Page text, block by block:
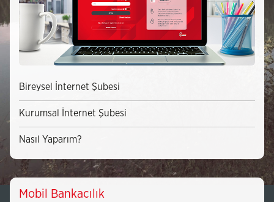
Bireysel İnternet Şubesi
Kurumsal İnternet Şubesi
Nasıl Yaparım?
Mobil Bankacılık